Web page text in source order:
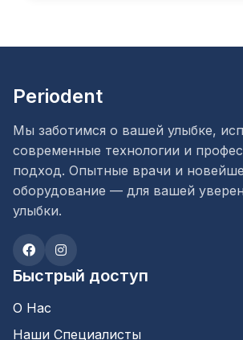
Periodent
Мы заботимся о вашей улыбке,
современные технологии и
подход. Опытные врачи и
оборудование — для вашей
улыбки.
Быстрый доступ
О Нас
Наши Специалисты